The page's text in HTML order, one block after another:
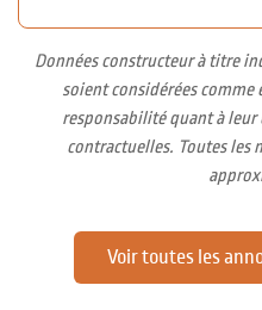
Données constructeur à titre
soient considérées
responsabilité quant à
contractuelles. Toutes les
Voir toutes les